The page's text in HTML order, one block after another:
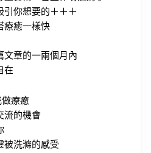
你想要的＋＋＋
療癒一樣快
文章的一兩個月內
在
療癒
流的機會
被洗滌的感受